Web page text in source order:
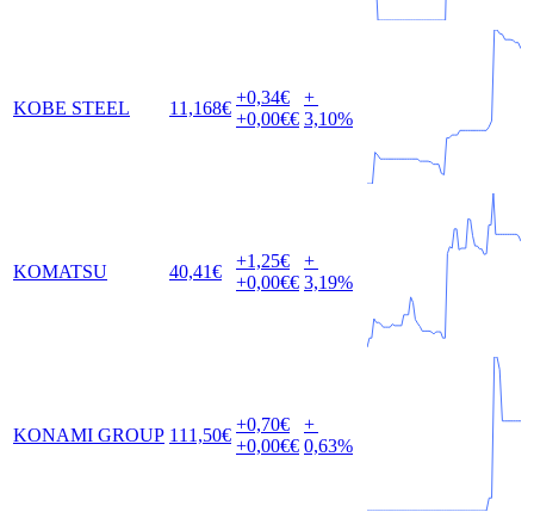
KOBE STEEL 11,168€
+0,34€
+0,00€€
+
3,10%
KOMATSU 40,41€
+1,25€
+0,00€€
+
3,19%
KONAMI GROUP 111,50€
+0,70€
+0,00€€
+
0,63%